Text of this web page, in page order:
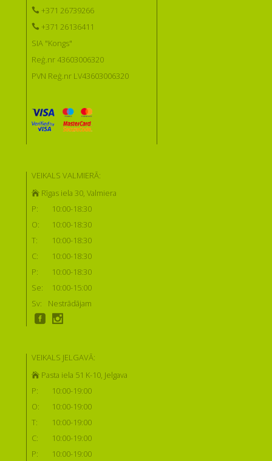
+371 26739266
+371 26136411
SIA "Kongs"
Reģ.nr 43603006320
PVN Reģ.nr LV43603006320
VEIKALS VALMIERĀ:
Rīgas iela 30, Valmiera
P:
10:00-18:30
O:
10:00-18:30
T:
10:00-18:30
C:
10:00-18:30
P:
10:00-18:30
Se:
10:00-15:00
Sv:
Nestrādājam
VEIKALS JELGAVĀ:
Pasta iela 51 K-10, Jelgava
P:
10:00-19:00
O:
10:00-19:00
T:
10:00-19:00
C:
10:00-19:00
P:
10:00-19:00